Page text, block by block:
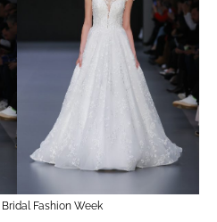
Fashion Week